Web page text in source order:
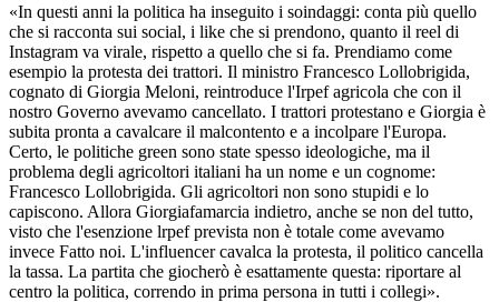
«In questi anni la politica ha inseguito i soindaggi: conta più quello
che si racconta sui social, i like che si prendono, quanto il reel di
Instagram va virale, rispetto a quello che si fa. Prendiamo come
esempio la protesta dei trattori. Il ministro Francesco Lollobrigida,
cognato di Giorgia Meloni, reintroduce l'Irpef agricola che con il
nostro Governo avevamo cancellato. I trattori protestano e Giorgia è
subita pronta a cavalcare il malcontento e a incolpare l'Europa.
Certo, le politiche green sono state spesso ideologiche, ma il
problema degli agricoltori italiani ha un nome e un cognome:
Francesco Lollobrigida. Gli agricoltori non sono stupidi e lo
capiscono. Allora Giorgiafamarcia indietro, anche se non del tutto,
visto che l'esenzione lrpef prevista non è totale come avevamo
invece Fatto noi. L'influencer cavalca la protesta, il politico cancella
la tassa. La partita che giocherò è esattamente questa: riportare al
centro la politica, correndo in prima persona in tutti i collegi».